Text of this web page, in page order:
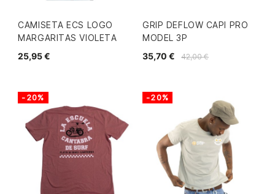
CAMISETA ECS LOGO
MARGARITAS VIOLETA
25,95 €
GRIP DEFLOW CAPI PRO
MODEL 3P
42,00 €
35,70 €
-20% -20%